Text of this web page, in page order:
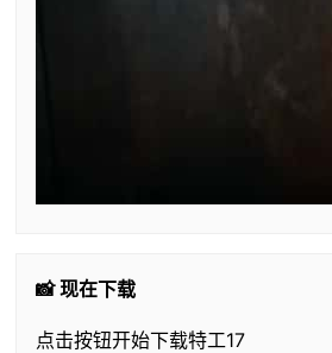
📸 现在下载
点击按钮开始下载特工17